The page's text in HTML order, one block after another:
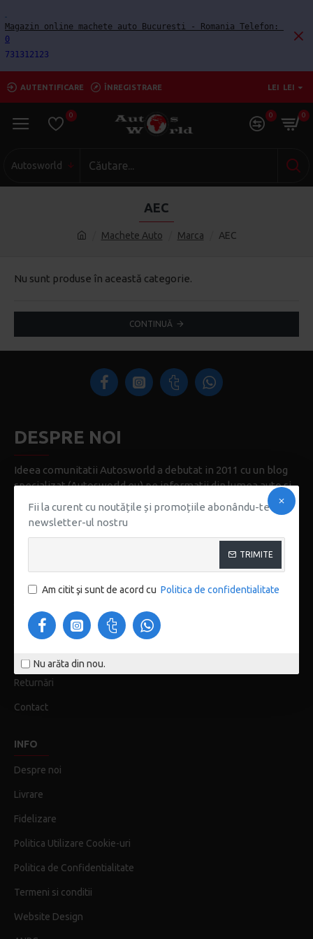
Fii la curent cu noutățile și promoțiile abonându-te la
newsletter-ul nostru
TRIMITE
Am citit şi sunt de acord cu Politica de confidentialitate
Nu arăta din nou.
0
731312123
AUTENTIFICARE ÎNREGISTRARE LEI LEI
0 0 0
Autosworld
Machete Auto Marca AEC
AEC
Nu sunt produse în această categorie.
CONTINUĂ
DESPRE NOI
Ideea comunitatii Autosworld a debutat in 2011 cu un blog
specializat (Autosworld.eu) pe informatii din lumea auto si
in special din lumea machetelor auto, apoi a raspuns la
necesitatea si dorinta colectionarilor in 2013 cu un forum
Autentificare
Înregistrare
Istoric comenzi
Wish List
Returnări
Contact
INFO
Despre noi
Livrare
Fidelizare
Politica Utilizare Cookie-uri
Politica de Confidentialitate
Termeni si conditii
Website Design